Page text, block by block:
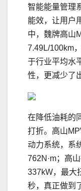
智能能量管理
能效，让用户
中，魏牌高山
7.49L/100km
于行业平均水
性，更减少了
在降低油耗的
打折。高山
动力系统，系
762N·m；高
337kW，最大
秒，真正做到